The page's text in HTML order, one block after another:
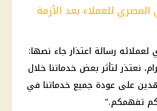
للعملاء بعد الأزمة
رسالة اعتذار جاء نصها:
نعتذر لتأثر بعض خدماتنا خلال
على عودة جميع خدماتنا في
تفهمكم."